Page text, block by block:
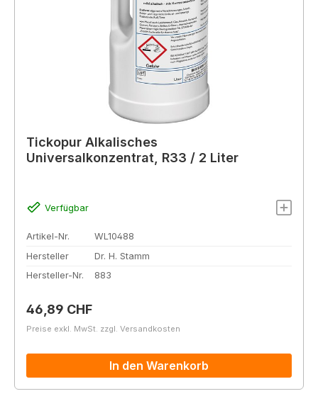
Tickopur Alkalisches
Universalkonzentrat, R33 / 2 Liter
Verfügbar
Artikel-Nr.
WL10488
Hersteller
Dr. H. Stamm
Hersteller-Nr.
883
Regulärer Preis:
46,89 CHF
Preise exkl. MwSt. zzgl. Versandkosten
In den Warenkorb